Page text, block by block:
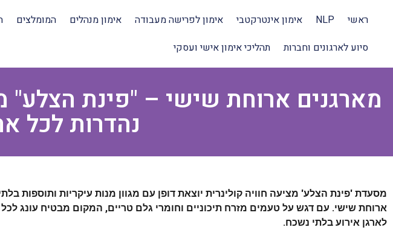
ראשי NLP אימון אינטרקטבי אימון לפרישה מעבודה אימון מנהלים המומלצים
סיוע לארגונים וחברות
תהליכי אימון אישי ועסקי
מארגנים ארוחת שישי – "פינת הצלע"
נהדרות לכל
מסעדת 'פינת הצלע' מציעה חוויה קולינרית יוצאת דופן עם מגוון מנות עיקריות ותוספות
ארוחת שישי. עם דגש על טעמים מזרח תיכוניים וחומרי גלם טריים, המקום מבטיח עונג לכל
לארגן אירוע בלתי נשכח.